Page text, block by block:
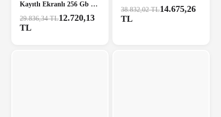
Kayıtlı Ekranlı 256 Gb Sd
Kart Destekli Araç
Kamera Seti
29.836,34 TL12.720,13
TL
Destekli Araç Kamera Seti
38.832,02 TL14.675,26
TL